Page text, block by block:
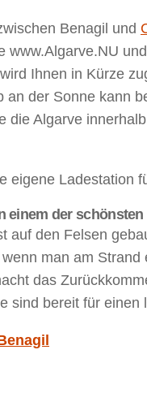
Benagil und
Ihnen in Kürze
an der Sonne kann
die Algarve
eigene Ladestation
einem der
auf den Felsen
man am
das
sind bereit für